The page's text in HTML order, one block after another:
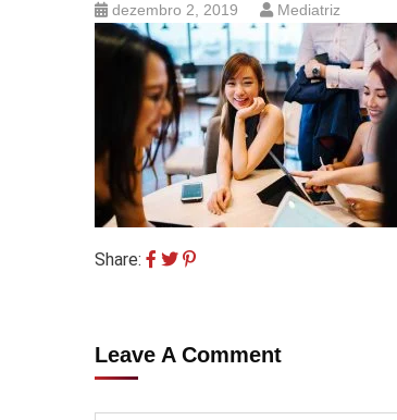
dezembro 2, 2019 Mediatriz
Share:
Leave A Comment